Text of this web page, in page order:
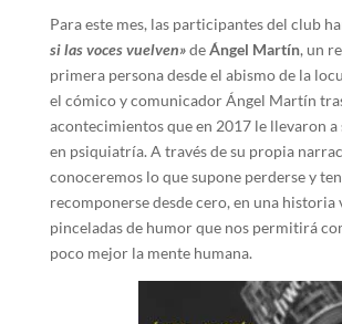
Para este mes, las participantes del club
si las voces vuelven»deÁngel Martín, un
primera persona desde el abismo de la
el cómico y comunicador Ángel Martín
acontecimientos que en 2017 le llevaron a
en psiquiatría. A través de su propia
conoceremos lo que supone perderse y
recomponerse desde cero, en una historia
pinceladas de humor que nos permitirá
poco mejor la mente humana.